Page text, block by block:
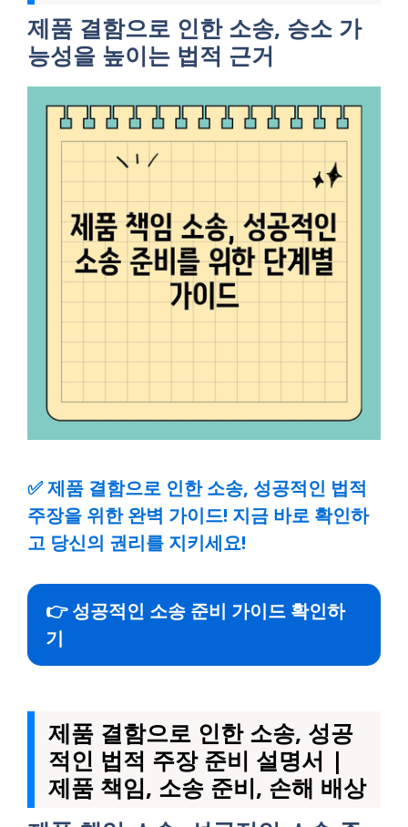
제품 결함으로 인한 소송, 승소 가
능성을 높이는 법적 근거
✅제품 결함으로 인한 소송, 성공적인 법적
주장을 위한 완벽 가이드! 지금 바로 확인하
고 당신의 권리를 지키세요!
👉 성공적인 소송 준비 가이드 확인하
기
제품 결함으로 인한 소송, 성공
적인 법적 주장 준비 설명서 |
제품 책임, 소송 준비, 손해 배상